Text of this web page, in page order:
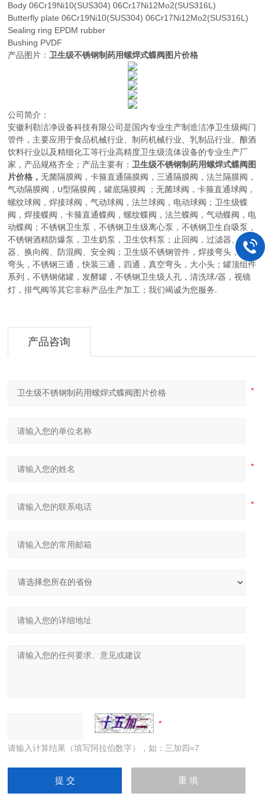
Body 06Cr19Ni10(SUS304) 06Cr17Ni12Mo2(SUS316L)
Butterfly plate 06Cr19Ni10(SUS304) 06Cr17Ni12Mo2(SUS316L)
Sealing ring EPDM rubber
Bushing PVDF
产品图片： 卫生级不锈钢制药用螺焊式蝶阀图片价格
公司简介：
安徽利勒洁净设备科技有限公司是 国内专业生产制造洁净卫生级阀门
管件，主要应用于食品机械行业、制药机械行业、乳制品行业、酿酒
饮料行业以及精细化工等行业高精度卫生级流体设备的专业生产厂
家， 产品规格齐全；产品主要有：卫生级不锈钢制药用螺焊式蝶阀图
片价格，无菌隔膜阀 ，卡箍直通隔膜阀，三通隔膜阀，法兰隔膜阀，
气动隔膜阀， U型隔膜阀，罐底隔膜阀 ；无菌球阀 ，卡箍直通球阀，
螺纹球阀，焊接球阀，气动球阀，法兰球阀，电动球阀 ；卫生级蝶
阀 ，焊接蝶阀，卡箍直通蝶阀，螺纹蝶阀，法兰蝶阀，气动蝶阀，电
动蝶阀 ；不锈钢卫生泵 ，不锈钢卫生级离心泵，不锈钢卫生自吸泵，
不锈钢酒精防爆泵，卫生奶泵，卫生饮料泵 ； 止回阀，过滤器、呼吸
器、换向阀、防混阀、安全阀 ；卫生级不锈钢管件 ，焊接弯头，快装
弯头，不锈钢三通，快装三通，四通，真空弯头，大小头 ；罐顶组件
系列 ，不锈钢储罐，发酵罐，不锈钢卫生级人孔，清洗球/器，视镜
灯，排气阀等其它非标产品生产加工 ；我们竭诚为您服务.
产品咨询
请输入计算结果（填写阿拉伯数字），如：三加四=7